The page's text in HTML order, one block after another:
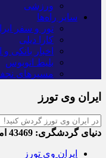
ورزشی
سایر راه‌ها
تور و سفر
کارا دیلی
اخبار بانکی
بلیط اتوبوس
مسیرهای نجف
ایران وی تورز
دنیای گردشگری:
ایران وی تورز